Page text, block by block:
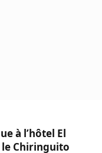
à l’hôtel El
Chiringuito